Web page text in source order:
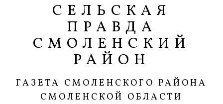
СЕЛЬСКАЯ
ПРАВДА
СМОЛЕНСКИЙ
РАЙОН
ГАЗЕТА СМОЛЕНСКОГО РАЙОНА
СМОЛЕНСКОЙ ОБЛАСТИ